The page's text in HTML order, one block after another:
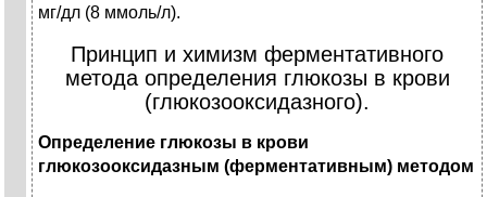
мг/дл (8 ммоль/л).
Принцип и химизм ферментативного
метода определения глюкозы в крови
(глюкозооксидазного).
Определение глюкозы в крови
глюкозооксидазным (ферментативным) методом